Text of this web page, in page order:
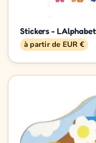
Stickers - LAlphabet
à partir de EUR €